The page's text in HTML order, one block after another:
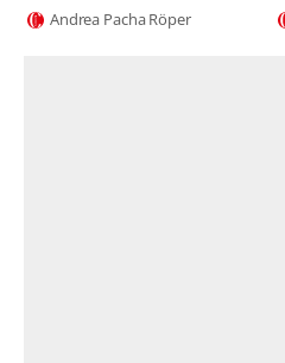
Andrea Pacha Röper